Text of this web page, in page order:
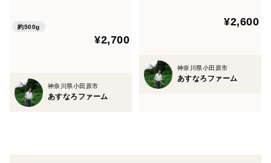
以上害虫駆除や除草のための
薬品を全く使わず、主に堆
約500g
¥2,700
神奈川県小田原市
あすなろファーム
てた野菜等で育てた鶏から生
¥2,600
神奈川県小田原市
あすなろファーム